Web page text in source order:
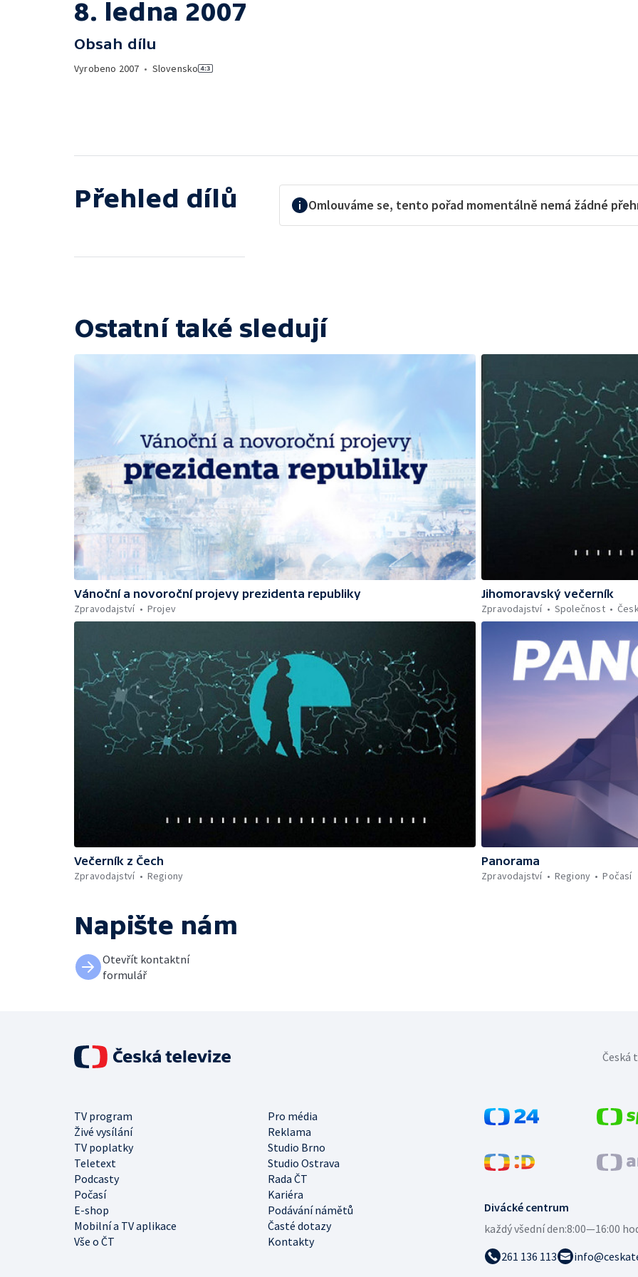
8. ledna 2007
Obsah dílu
Vyrobeno 2007 • Slovensko
Přehled dílů Omlouváme se, tento pořad momentálně nemá žádné
Ostatní také sledují
Vánoční a novoroční projevy prezidenta republiky
Zpravodajství
Projev
Jihomoravský večerník
Zpravodajství
Společnost
Večerník z Čech
Zpravodajství
Regiony
Panorama
Zpravodajství
Regiony Počasí
Napište nám
Otevřít kontaktní
formulář
Divácké centrum
každý všední den:8:00—16:00
261 136 113
TV program
Pro média
Živé vysílání
Reklama
TV poplatky
Studio Brno
Teletext
Studio Ostrava
Podcasty
Rada ČT
Počasí
Kariéra
E-shop
Podávání námětů
Mobilní a TV aplikace
Časté dotazy
Vše o ČT
Kontakty
Česká